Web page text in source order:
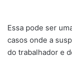
Essa pode ser
casos onde a
do trabalhador e